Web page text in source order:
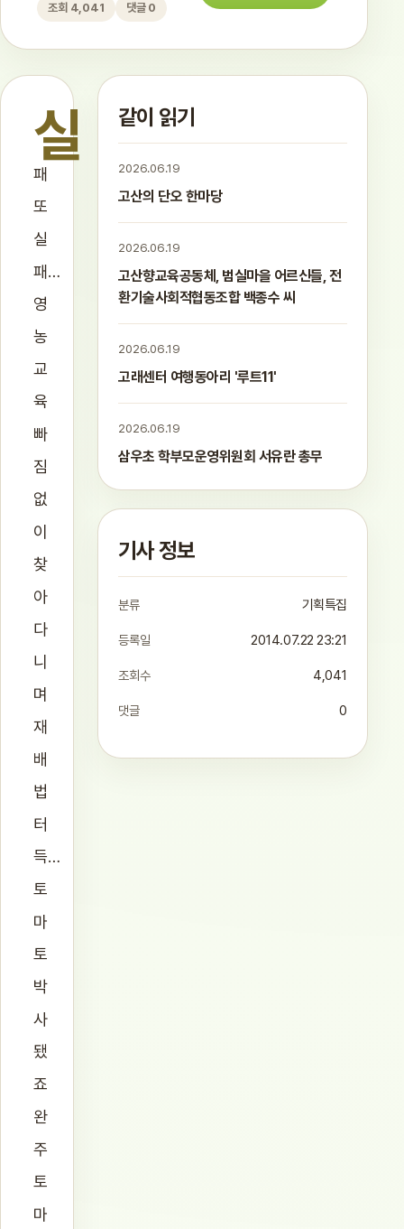
조회 4,041
댓글 0
실
패
또
실
패…
영
농
교
육
빠
짐
없
이
찾
아
다
니
며
재
배
법
터
득…
토
마
토
박
사
됐
죠
완
주
토
마
같이 읽기
2026.06.19
고산의 단오 한마당
2026.06.19
고산향교육공동체, 범실마을 어르신들, 전
환기술사회적협동조합 백종수 씨
2026.06.19
고래센터 여행동아리 '루트11'
2026.06.19
삼우초 학부모운영위원회 서유란 총무
기사 정보
분류 기획특집
등록일 2014.07.22 23:21
조회수 4,041
댓글 0